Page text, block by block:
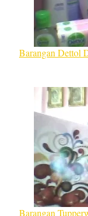
Barangan Dettol
Barangan